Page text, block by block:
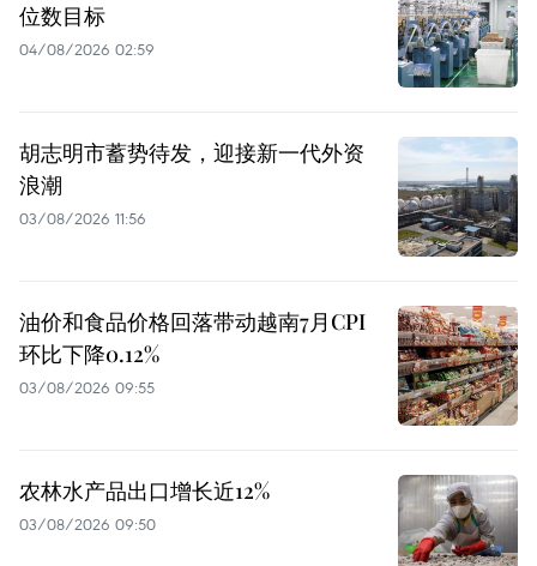
位数目标
04/08/2026 02:59
胡志明市蓄势待发，迎接新一代外资
浪潮
03/08/2026 11:56
油价和食品价格回落带动越南7月CPI
环比下降0.12%
03/08/2026 09:55
农林水产品出口增长近12%
03/08/2026 09:50